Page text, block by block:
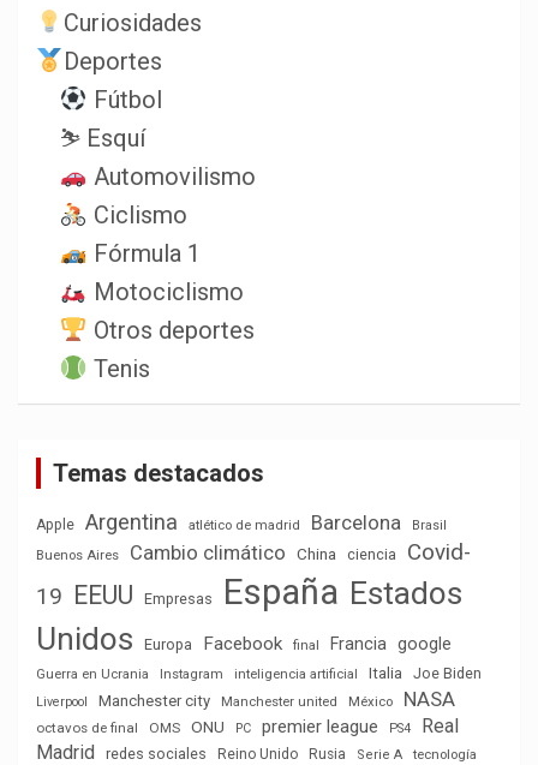
Curiosidades
Deportes
Fútbol
⛷️ Esquí
Automovilismo
Ciclismo
Fórmula 1
Motociclismo
Otros deportes
Tenis
Temas destacados
Apple Argentina atlético de madrid Barcelona
Brasil
Buenos Aires
Cambio climático China ciencia
Covid-
19 EEUU Empresas España Estados
Unidos
Europa Facebook final Francia google
Guerra en Ucrania Instagram inteligencia artificial Italia Joe Biden
Liverpool Manchester city Manchester united México NASA
octavos de final OMS ONU PC premier league PS4
Real
Madrid
redes sociales Reino Unido Rusia Serie A
tecnología